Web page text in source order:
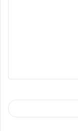
الجامعات المصرية
والشرق